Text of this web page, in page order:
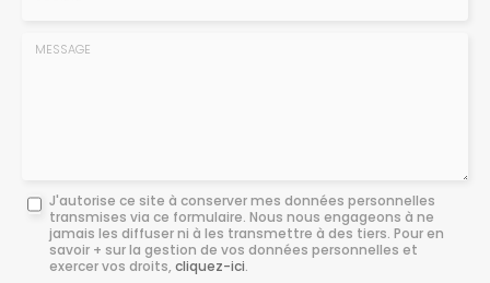
Message
J'autorise ce site à conserver mes données personnelles
transmises via ce formulaire. Nous nous engageons à ne
jamais les diffuser ni à les transmettre à des tiers. Pour en
savoir + sur la gestion de vos données personnelles et
exercer vos droits, cliquez-ici.